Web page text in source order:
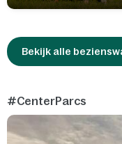
Bekijk alle
#CenterParcs